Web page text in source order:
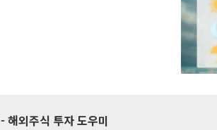
- 해외주식 투자 도우미